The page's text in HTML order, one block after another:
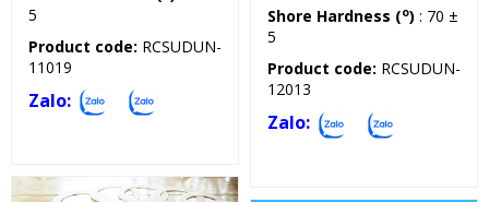
5
Product code: RCSUDUN-
11019
Zalo:
Shore Hardness (o) : 70 ±
5
Product code: RCSUDUN-
12013
Zalo: